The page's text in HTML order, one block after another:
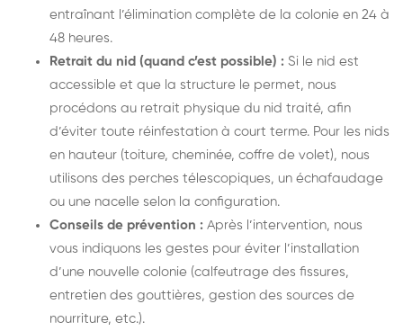
entraînant l’élimination complète de la colonie en 24 à
48 heures.
Retrait du nid (quand c’est possible) : Si le nid est
accessible et que la structure le permet, nous
procédons au retrait physique du nid traité, afin
d’éviter toute réinfestation à court terme. Pour les nids
en hauteur (toiture, cheminée, coffre de volet), nous
utilisons des perches télescopiques, un échafaudage
ou une nacelle selon la configuration.
Conseils de prévention : Après l’intervention, nous
vous indiquons les gestes pour éviter l’installation
d’une nouvelle colonie (calfeutrage des fissures,
entretien des gouttières, gestion des sources de
nourriture, etc.).